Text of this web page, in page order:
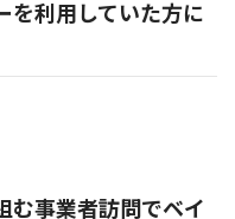
を利用していた方に
む事業者訪問でベイ